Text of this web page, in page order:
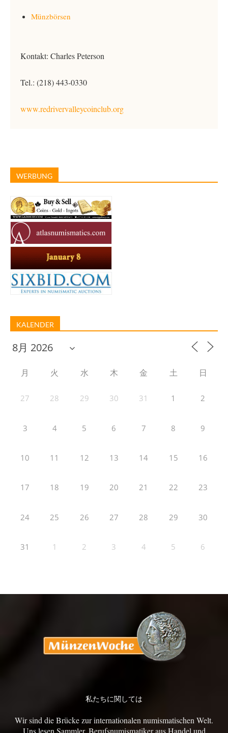
Münzbörsen
Kontakt: Charles Peterson
Tel.: (218) 443-0330
www.redrivervalleycoinclub.org
WERBUNG
KALENDER
月 火 水 木 金 土 日
27 28 29 30 31 1 2
3 4 5 6 7 8 9
10 11 12 13 14 15 16
17 18 19 20 21 22 23
24 25 26 27 28 29 30
31 1 2 3 4 5 6
私たちに関しては
Wir sind die Brücke zur internationalen numismatischen Welt.
Uns lesen Sammler, Berufsnumismatiker aus Handel und